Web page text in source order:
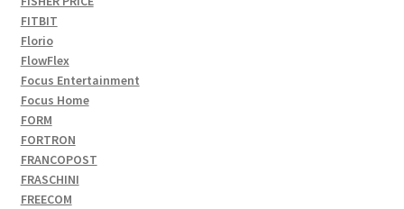
FITBIT
Florio
FlowFlex
Focus Entertainment
Focus Home
FORM
FORTRON
FRANCOPOST
FRASCHINI
FREECOM